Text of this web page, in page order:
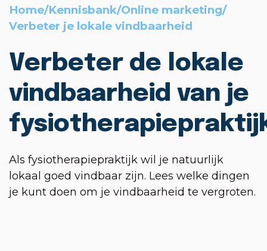
Home/Kennisbank/Online marketing/
Verbeter je lokale vindbaarheid
Verbeter de lokale
vindbaarheid van je
Als fysiotherapiepraktijk wil je natuurlijk
lokaal goed vindbaar zijn. Lees welke dingen
je kunt doen om je vindbaarheid te vergroten.